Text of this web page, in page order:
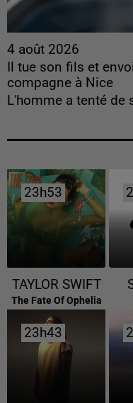
4 août 2026
Il tue son fils et
compagne à Nice
L'homme a tenté de
23h53
23h53
TAYLOR SWIFT
The Fate Of Ophelia
23h43
23h43